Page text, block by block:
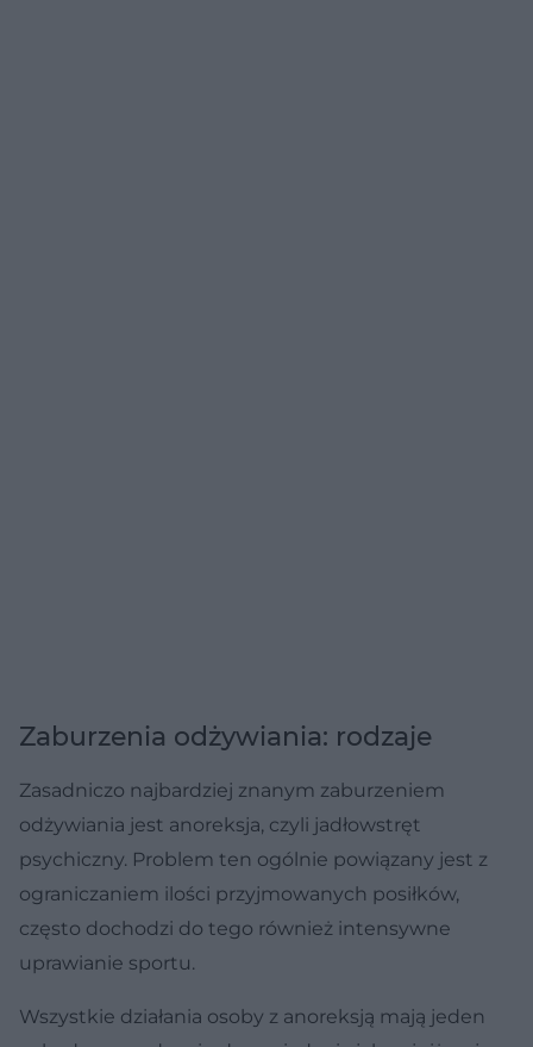
Zaburzenia odżywiania: rodzaje
Zasadniczo najbardziej znanym zaburzeniem
odżywiania jest anoreksja, czyli jadłowstręt
psychiczny. Problem ten ogólnie powiązany jest z
ograniczaniem ilości przyjmowanych posiłków,
często dochodzi do tego również intensywne
uprawianie sportu.
Wszystkie działania osoby z anoreksją mają jeden